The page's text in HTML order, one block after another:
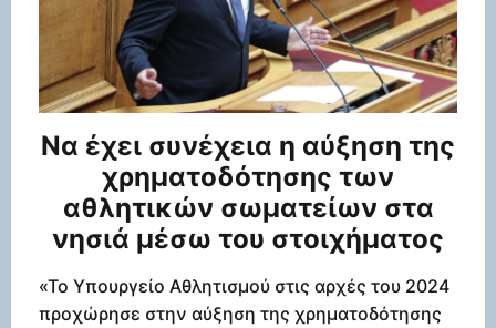
Να έχει συνέχεια η αύξηση της
χρηματοδότησης των
αθλητικών σωματείων στα
νησιά μέσω του στοιχήματος
«Το Υπουργείο Αθλητισμού στις αρχές του 2024
προχώρησε στην αύξηση της χρηματοδότησης